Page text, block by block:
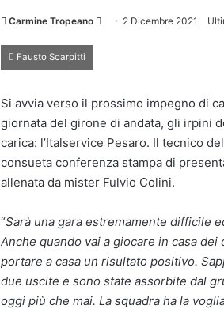
Carmine Tropeano
Invia 2 Dicembre 2021
Fausto Scarpitti
Si avvia verso il prossimo impegno di
giornata del girone di andata, gli irpini
carica: l’Italservice Pesaro. Il tecnico
consueta conferenza stampa di
allenata da mister Fulvio Colini.
“Sarà una gara estremamente difficile
Anche quando vai a giocare in casa
portare a casa un risultato positivo.
due uscite e sono state assorbite dal
oggi più che mai. La squadra ha la